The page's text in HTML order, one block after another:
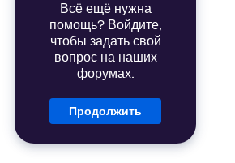
Всё ещё нужна
помощь? Войдите,
чтобы задать свой
вопрос на наших
форумах.
Продолжить